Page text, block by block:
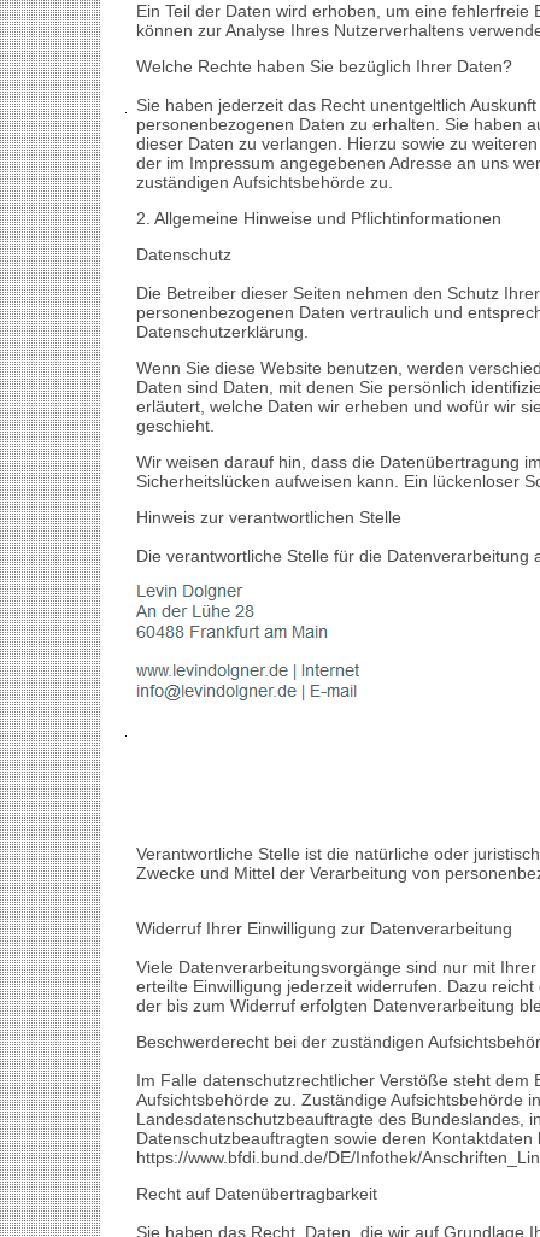
Ein Teil der Daten wird erhoben, um eine
können zur Analyse Ihres Nutzerverhaltens
Welche Rechte haben Sie bezüglich Ihrer Daten?
Sie haben jederzeit das Recht unentgeltlich
personenbezogenen Daten zu erhalten. Sie haben
dieser Daten zu verlangen. Hierzu sowie zu
der im Impressum angegebenen Adresse an uns
zuständigen Aufsichtsbehörde zu.
2. Allgemeine Hinweise und Pflichtinformationen
Datenschutz
Die Betreiber dieser Seiten nehmen den Schutz
personenbezogenen Daten vertraulich und
Datenschutzerklärung.
Wenn Sie diese Website benutzen, werden
Daten sind Daten, mit denen Sie persönlich
erläutert, welche Daten wir erheben und wofür wir
geschieht.
Wir weisen darauf hin, dass die Datenübertragung
Sicherheitslücken aufweisen kann. Ein lückenloser
Hinweis zur verantwortlichen Stelle
Die verantwortliche Stelle für die Datenverarbeitung
Verantwortliche Stelle ist die natürliche oder
Zwecke und Mittel der Verarbeitung von
Widerruf Ihrer Einwilligung zur Datenverarbeitung
Viele Datenverarbeitungsvorgänge sind nur mit
erteilte Einwilligung jederzeit widerrufen. Dazu
der bis zum Widerruf erfolgten Datenverarbeitung
Beschwerderecht bei der zuständigen
Im Falle datenschutzrechtlicher Verstöße steht
Aufsichtsbehörde zu. Zuständige Aufsichtsbehörde
Landesdatenschutzbeauftragte des Bundeslandes,
Datenschutzbeauftragten sowie deren
https://www.bfdi.bund.de/DE/Infothek/
Recht auf Datenübertragbarkeit
Sie haben das Recht, Daten, die wir auf Grundlage